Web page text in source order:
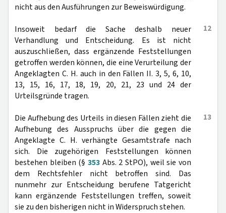
nicht aus den Ausführungen zur Beweiswürdigung.
12
Insoweit bedarf die Sache deshalb neuer
Verhandlung und Entscheidung. Es ist nicht
auszuschließen, dass ergänzende Feststellungen
getroffen werden können, die eine Verurteilung der
Angeklagten C. H. auch in den Fällen II. 3, 5, 6, 10,
13, 15, 16, 17, 18, 19, 20, 21, 23 und 24 der
Urteilsgründe tragen.
13
Die Aufhebung des Urteils in diesen Fällen zieht die
Aufhebung des Ausspruchs über die gegen die
Angeklagte C. H. verhängte Gesamtstrafe nach
sich. Die zugehörigen Feststellungen können
bestehen bleiben (§ 353 Abs. 2 StPO), weil sie von
dem Rechtsfehler nicht betroffen sind. Das
nunmehr zur Entscheidung berufene Tatgericht
kann ergänzende Feststellungen treffen, soweit
sie zu den bisherigen nicht in Widerspruch stehen.